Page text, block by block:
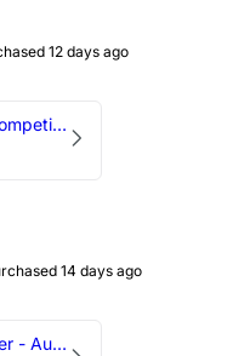
12 days ago
2 Liter - 5W-40 Competition 300V Motul Motoröl
14 days ago
MANN Motorölfilter - Audi RS3 TTRS RSQ3 VZ5 - DAZ DNW